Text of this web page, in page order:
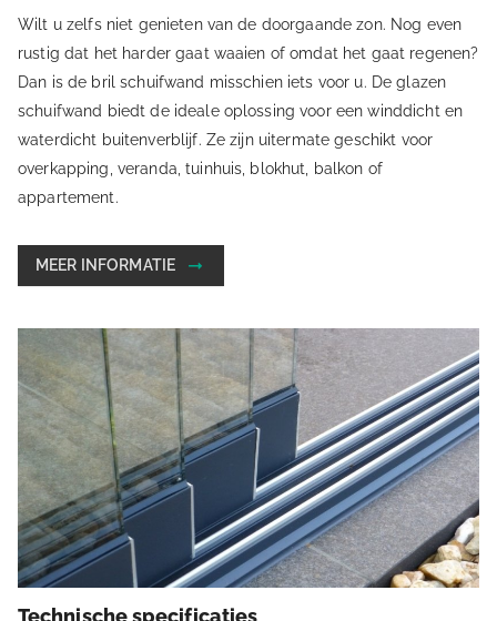
Wilt u zelfs niet genieten van de doorgaande zon. Nog even
rustig dat het harder gaat waaien of omdat het gaat regenen?
Dan is de bril schuifwand misschien iets voor u. De glazen
schuifwand biedt de ideale oplossing voor een winddicht en
waterdicht buitenverblijf. Ze zijn uitermate geschikt voor
overkapping, veranda, tuinhuis, blokhut, balkon of
appartement.
MEER INFORMATIE